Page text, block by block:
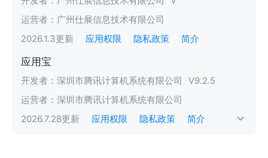
运营者： 广州仕展信息技术有限公司
2026.1.3更新 应用权限 隐私政策 简介
应用宝
开发者： 深圳市腾讯计算机系统有限公司 V9.2.5
运营者： 深圳市腾讯计算机系统有限公司
2026.7.28更新 应用权限 隐私政策 简介